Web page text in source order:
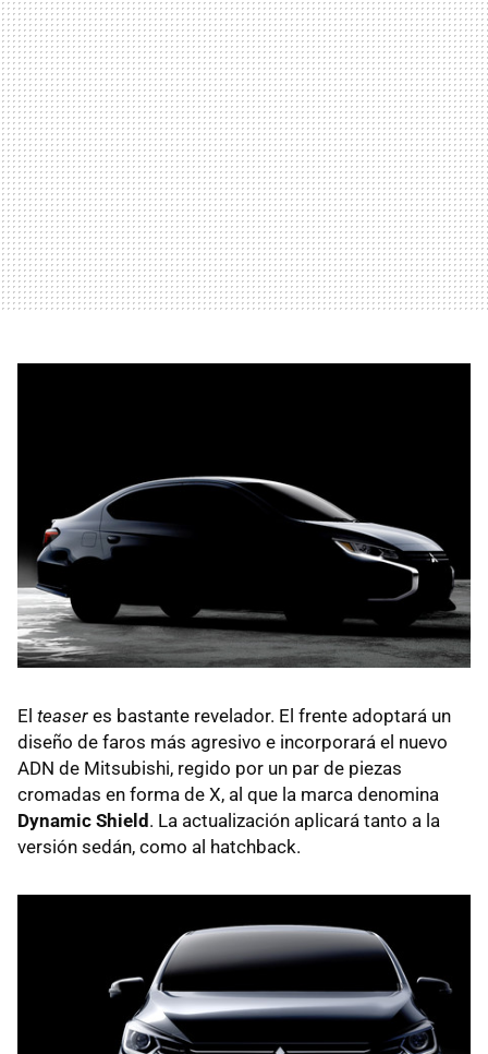
El teaser es bastante revelador. El frente adoptará un
diseño de faros más agresivo e incorporará el nuevo
ADN de Mitsubishi, regido por un par de piezas
cromadas en forma de X, al que la marca denomina
Dynamic Shield. La actualización aplicará tanto a la
versión sedán, como al hatchback.